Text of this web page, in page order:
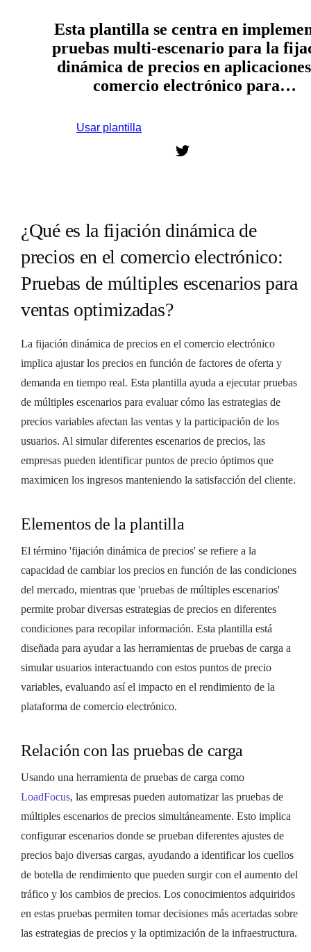
Esta plantilla se centra en
pruebas multi-escenario para la
dinámica de precios en
comercio electrónico para…
Usar plantilla
¿Qué es la fijación dinámica de
precios en el comercio electrónico:
Pruebas de múltiples escenarios para
ventas optimizadas?
La fijación dinámica de precios en el comercio electrónico
implica ajustar los precios en función de factores de oferta y
demanda en tiempo real. Esta plantilla ayuda a ejecutar pruebas
de múltiples escenarios para evaluar cómo las estrategias de
precios variables afectan las ventas y la participación de los
usuarios. Al simular diferentes escenarios de precios, las
empresas pueden identificar puntos de precio óptimos que
maximicen los ingresos manteniendo la satisfacción del cliente.
Elementos de la plantilla
El término 'fijación dinámica de precios' se refiere a la
capacidad de cambiar los precios en función de las condiciones
del mercado, mientras que 'pruebas de múltiples escenarios'
permite probar diversas estrategias de precios en diferentes
condiciones para recopilar información. Esta plantilla está
diseñada para ayudar a las herramientas de pruebas de carga a
simular usuarios interactuando con estos puntos de precio
variables, evaluando así el impacto en el rendimiento de la
plataforma de comercio electrónico.
Relación con las pruebas de carga
Usando una herramienta de pruebas de carga como
LoadFocus, las empresas pueden automatizar las pruebas de
múltiples escenarios de precios simultáneamente. Esto implica
configurar escenarios donde se prueban diferentes ajustes de
precios bajo diversas cargas, ayudando a identificar los cuellos
de botella de rendimiento que pueden surgir con el aumento del
tráfico y los cambios de precios. Los conocimientos adquiridos
en estas pruebas permiten tomar decisiones más acertadas sobre
las estrategias de precios y la optimización de la infraestructura.